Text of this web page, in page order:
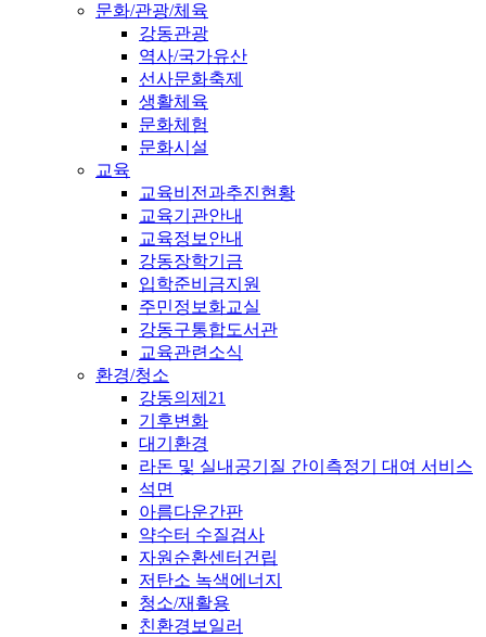
문화/관광/체육
강동관광
역사/국가유산
선사문화축제
생활체육
문화체험
문화시설
교육
교육비전과추진현황
교육기관안내
교육정보안내
강동장학기금
입학준비금지원
주민정보화교실
강동구통합도서관
교육관련소식
환경/청소
강동의제21
기후변화
대기환경
라돈 및 실내공기질 간이측정기 대여 서비스
석면
아름다운간판
약수터 수질검사
자원순환센터건립
저탄소 녹색에너지
청소/재활용
친환경보일러